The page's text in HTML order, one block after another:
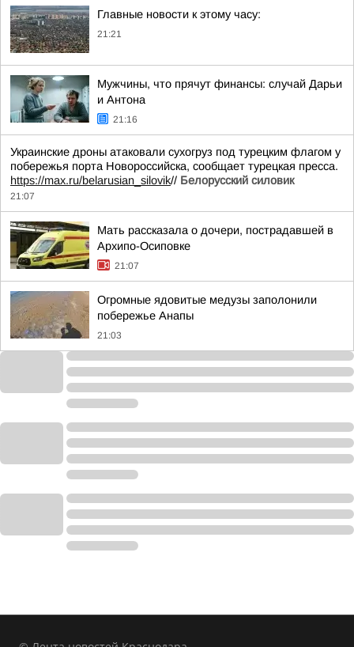
Главные новости к этому часу:
21:21
Мужчины, что прячут финансы: случай Дарьи
и Антона
21:16
Украинские дроны атаковали сухогруз под турецким флагом у
побережья порта Новороссийска, сообщает турецкая пресса.
https://max.ru/belarusian_silovik// Белорусский силовик
21:07
Мать рассказала о дочери, пострадавшей в
Архипо-Осиповке
21:07
Огромные ядовитые медузы заполонили
побережье Анапы
21:03